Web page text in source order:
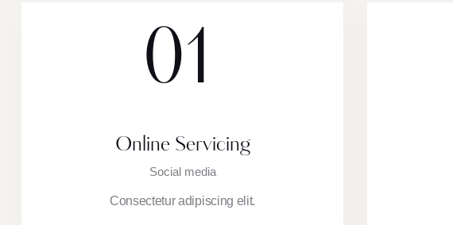
01
Online Servicing
Social media
Consectetur adipiscing elit.